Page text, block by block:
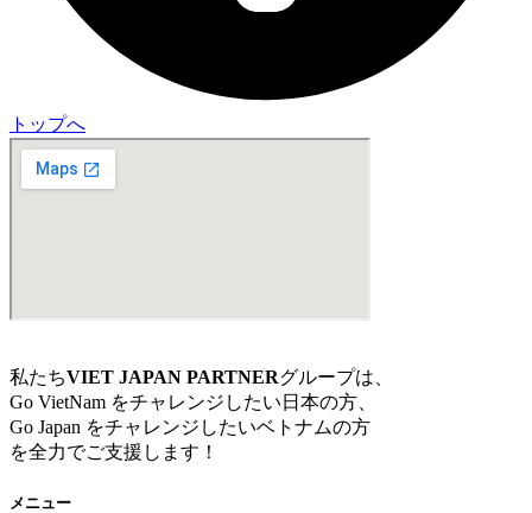
トップへ
私たちVIET JAPAN PARTNERグループは、
Go VietNam をチャレンジしたい日本の方、
Go Japan をチャレンジしたいベトナムの方
を全力でご支援します！
メニュー